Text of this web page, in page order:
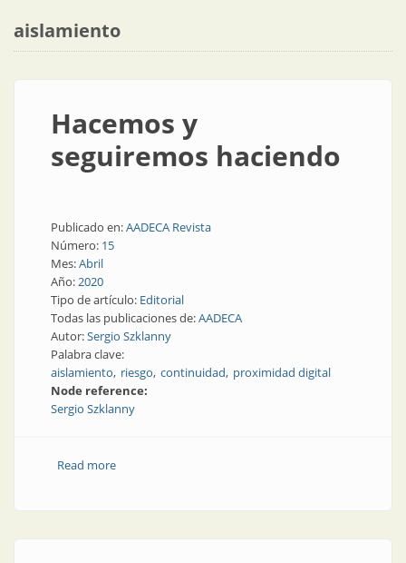
aislamiento
Hacemos y
seguiremos haciendo
Publicado en:AADECA Revista
Número: 15
Mes:Abril
Año:2020
Tipo de artículo: Editorial
Todas las publicaciones de:AADECA
Autor:Sergio Szklanny
Palabra clave:
aislamiento riesgo continuidad proximidad digital
Node reference:
Sergio Szklanny
Read moreabout Hacemos y seguiremos haciendo